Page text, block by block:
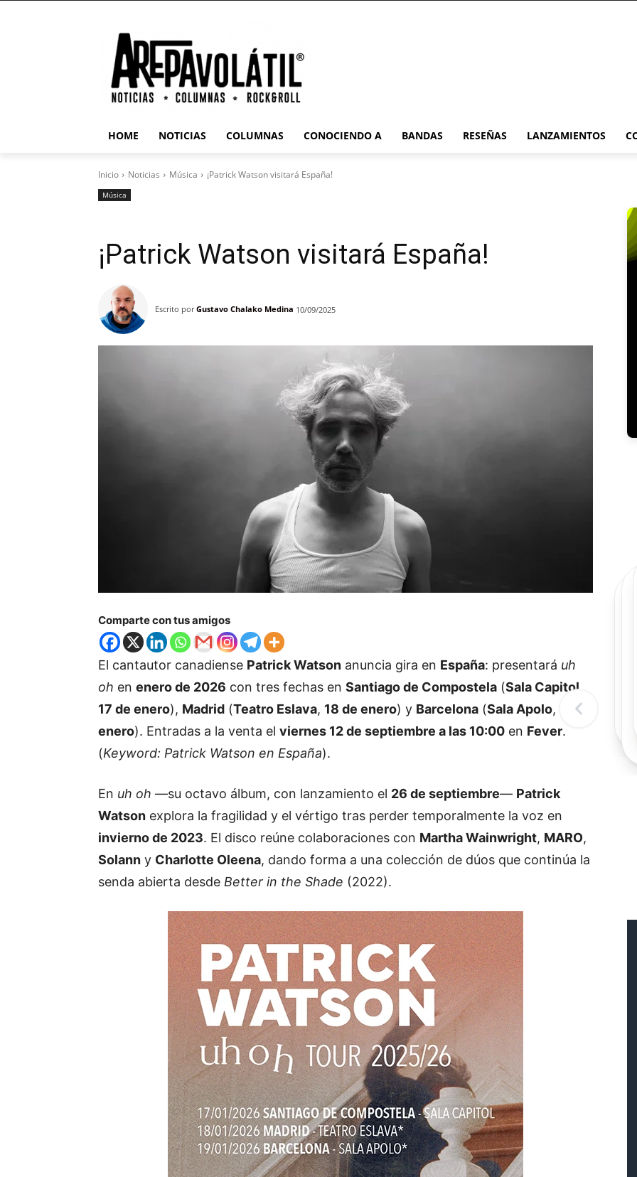
HOME NOTICIAS COLUMNAS CONOCIENDO A BANDAS RESEÑAS LANZAMIENTOS
Inicio Noticias Música ¡Patrick Watson visitará España!
Música
¡Patrick Watson visitará España!
Escrito por Gustavo Chalako Medina 10/09/2025
Comparte con tus amigos
El cantautor canadiense Patrick Watson anuncia gira en España: presentará uh
oh en enero de 2026 con tres fechas en Santiago de Compostela (Sala Capitol
17 de enero), Madrid (Teatro Eslava, 18 de enero) y Barcelona (Sala Apolo,
19 de
enero). Entradas a la venta el viernes 12 de septiembre a las 10:00 en Fever.
(Keyword: Patrick Watson en España).
En uh oh —su octavo álbum, con lanzamiento el 26 de septiembre— Patrick
Watson explora la fragilidad y el vértigo tras perder temporalmente la voz en
invierno de 2023. El disco reúne colaboraciones con Martha Wainwright, MARO,
Solann y Charlotte Oleena, dando forma a una colección de dúos que continúa la
senda abierta desde Better in the Shade (2022).